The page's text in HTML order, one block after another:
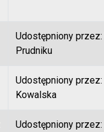
Udostępniony
Prudniku
Udostępniony
Kowalska
Udostępniony